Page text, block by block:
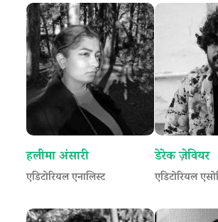
हलीमा अंसारी
एडिटोरियल एनालिस्ट
डेरेक ज़ेवियर
एडिटोरियल